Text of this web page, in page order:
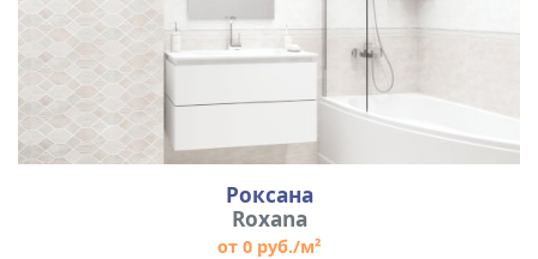
Роксана
Roxana
от 0 руб./м²